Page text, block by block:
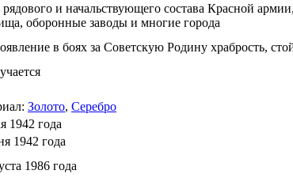
и начальствующего состава Красной
оборонные заводы и многие города
в боях за Советскую Родину храбрость,
Золото, Серебро
1942 года
1942 года
1986 года